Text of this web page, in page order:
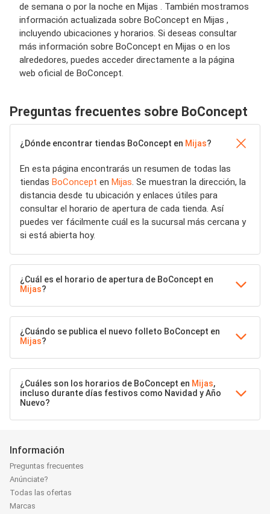
de semana o por la noche en Mijas . También mostramos
información actualizada sobre BoConcept en Mijas ,
incluyendo ubicaciones y horarios. Si deseas consultar
más información sobre BoConcept en Mijas o en los
alrededores, puedes acceder directamente a la página
web oficial de BoConcept.
Preguntas frecuentes sobre BoConcept
¿Dónde encontrar tiendas BoConcept en Mijas?
En esta página encontrarás un resumen de todas las
tiendas BoConcept en Mijas. Se muestran la dirección, la
distancia desde tu ubicación y enlaces útiles para
consultar el horario de apertura de cada tienda. Así
puedes ver fácilmente cuál es la sucursal más cercana y
si está abierta hoy.
¿Cuál es el horario de apertura de BoConcept en
Mijas?
¿Cuándo se publica el nuevo folleto BoConcept en
Mijas?
¿Cuáles son los horarios de BoConcept en Mijas,
incluso durante días festivos como Navidad y Año
Nuevo?
Información
Preguntas frecuentes
Anúnciate?
Todas las ofertas
Marcas